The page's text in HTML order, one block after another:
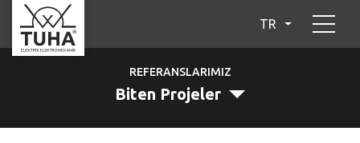
TR
REFERANSLARIMIZ
Biten Projeler